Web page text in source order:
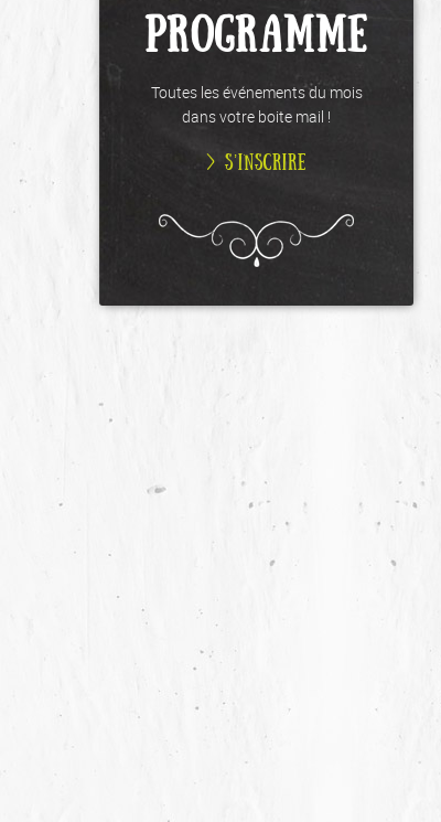
PROGRAMME
Toutes les événements du mois
dans votre boite mail !
> S’INSCRIRE